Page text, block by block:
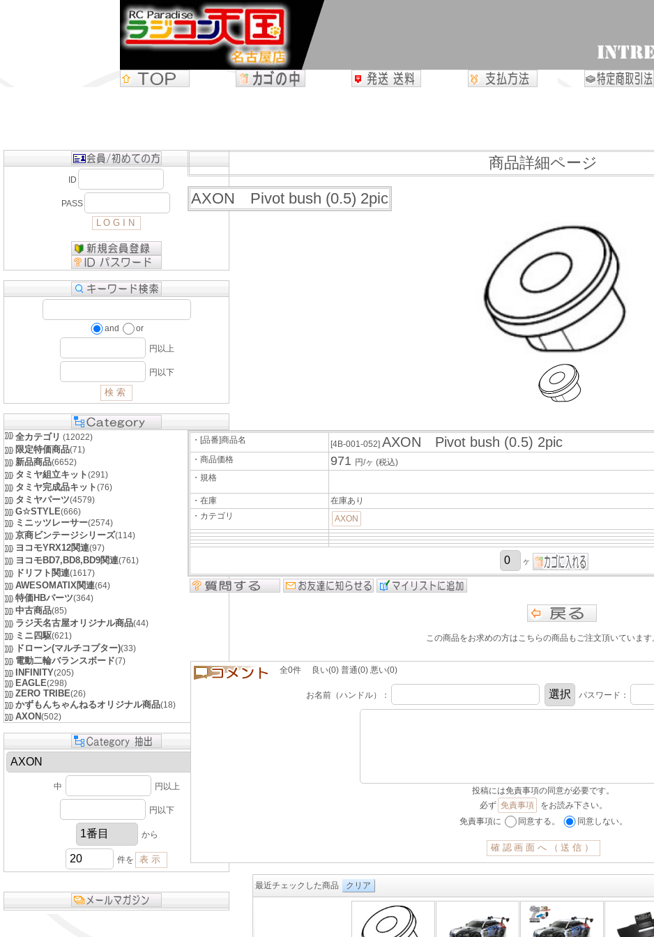
ID
PASS
and or
円以上
円以下
全カテゴリ (12022)
限定特価商品(71)
新品商品(6652)
タミヤ組立キット(291)
タミヤ完成品キット(76)
タミヤパーツ(4579)
G☆STYLE(666)
ミニッツレーサー(2574)
京商ビンテージシリーズ(114)
ヨコモYRX12関連(97)
ヨコモBD7,BD8,BD9関連(761)
ドリフト関連(1617)
AWESOMATIX関連(64)
特価HBパーツ(364)
中古商品(85)
ラジ天名古屋オリジナル商品(44)
ミニ四駆(621)
ドローン(マルチコプター)(33)
電動二輪バランスボード(7)
INFINITY(205)
EAGLE(298)
ZERO TRIBE(26)
かずもんちゃんねるオリジナル商品(18)
AXON(502)
中 円以上
円以下
から
件を
商品詳細ページ
AXON Pivot bush (0.5) 2pic
・[品番]商品名 [4B-001-052] AXON Pivot bush (0.5) 2pic
・商品価格 971 円/ヶ (税込)
・規格
・在庫
在庫あり
・カテゴリ
AXON
ヶ
この商品をお求めの方はこちらの商品もご注文頂いています
全0件 良い(0) 普通(0) 悪い(0)
お名前（ハンドル）： パスワード：
投稿には免責事項の同意が必要です。
必ず 免責事項
をお読み下さい。
免責事項に
同意する。 同意しない。
最近チェックした商品 クリア